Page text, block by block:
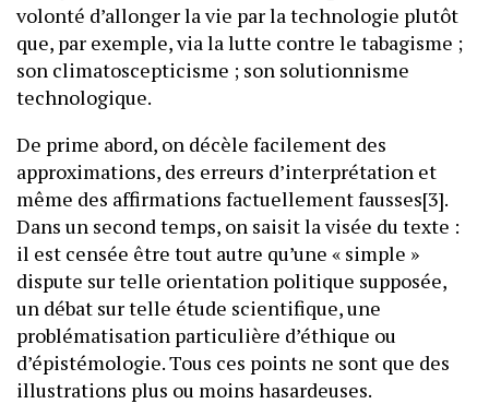
volonté d’allonger la vie par la technologie plutôt
que, par exemple, via la lutte contre le tabagisme ;
son climatoscepticisme ; son solutionnisme
technologique.
De prime abord, on décèle facilement des
approximations, des erreurs d’interprétation et
même des affirmations factuellement fausses[3].
Dans un second temps, on saisit la visée du texte :
il est censée être tout autre qu’une « simple »
dispute sur telle orientation politique supposée,
un débat sur telle étude scientifique, une
problématisation particulière d’éthique ou
d’épistémologie. Tous ces points ne sont que des
illustrations plus ou moins hasardeuses.